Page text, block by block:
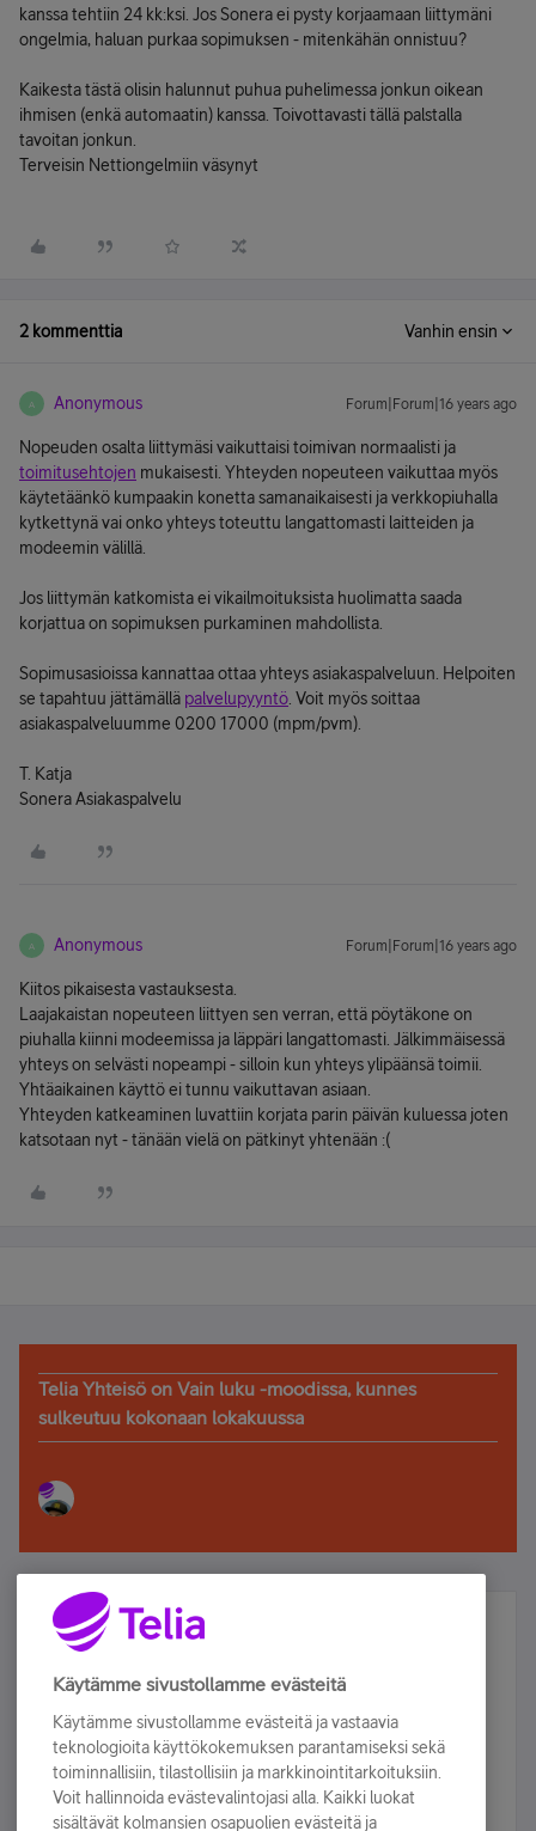
kanssa tehtiin 24 kk:ksi. Jos Sonera ei pysty korjaamaan liittymäni
ongelmia, haluan purkaa sopimuksen - mitenkähän onnistuu?
Kaikesta tästä olisin halunnut puhua puhelimessa jonkun oikean
ihmisen (enkä automaatin) kanssa. Toivottavasti tällä palstalla
tavoitan jonkun.
Terveisin Nettiongelmiin väsynyt
2 kommenttia Vanhin ensin
A Anonymous Forum|Forum|16 years ago
Nopeuden osalta liittymäsi vaikuttaisi toimivan normaalisti ja
toimitusehtojen mukaisesti. Yhteyden nopeuteen vaikuttaa myös
käytetäänkö kumpaakin konetta samanaikaisesti ja verkkopiuhalla
kytkettynä vai onko yhteys toteuttu langattomasti laitteiden ja
modeemin välillä.
Jos liittymän katkomista ei vikailmoituksista huolimatta saada
korjattua on sopimuksen purkaminen mahdollista.
Sopimusasioissa kannattaa ottaa yhteys asiakaspalveluun. Helpoiten
se tapahtuu jättämällä palvelupyyntö . Voit myös soittaa
asiakaspalveluumme 0200 17000 (mpm/pvm).
T. Katja
Sonera Asiakaspalvelu
A Anonymous Forum|Forum|16 years ago
Kiitos pikaisesta vastauksesta.
Laajakaistan nopeuteen liittyen sen verran, että pöytäkone on
piuhalla kiinni modeemissa ja läppäri langattomasti. Jälkimmäisessä
yhteys on selvästi nopeampi - silloin kun yhteys ylipäänsä toimii.
Yhtäaikainen käyttö ei tunnu vaikuttavan asiaan.
Yhteyden katkeaminen luvattiin korjata parin päivän kuluessa joten
katsotaan nyt - tänään vielä on pätkinyt yhtenään :(
Telia Yhteisö on Vain luku -moodissa, kunnes
sulkeutuu kokonaan lokakuussa
Älä jää paitsi – osallistu ja voita!
Tilaa Telian uutiskirje ja olet mukana arvonnassa.
sähköpostiisi.
Tilaa nyt
Käytämme sivustollamme evästeitä
Käytämme sivustollamme evästeitä ja vastaavia
teknologioita käyttökokemuksen parantamiseksi sekä
toiminnallisiin, tilastollisiin ja markkinointitarkoituksiin.
Voit hallinnoida evästevalintojasi alla. Kaikki luokat
sisältävät kolmansien osapuolien evästeitä ja